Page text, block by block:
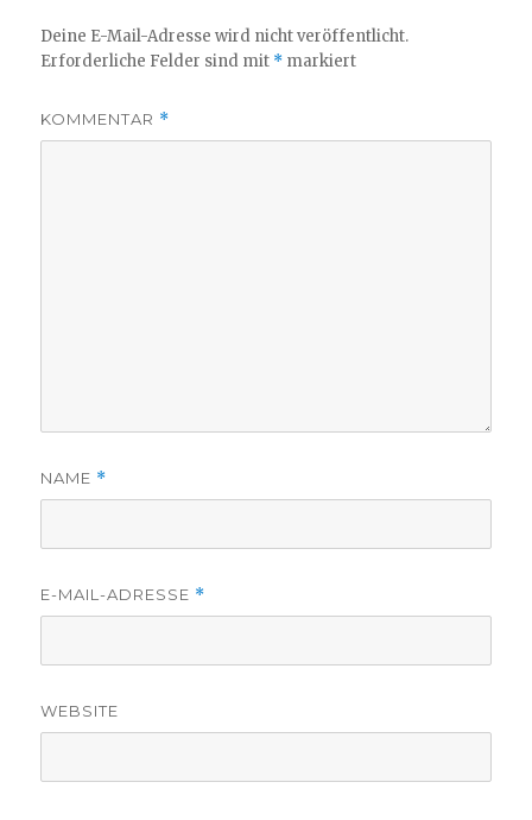
Deine E-Mail-Adresse wird nicht veröffentlicht.
Erforderliche Felder sind mit * markiert
KOMMENTAR *
NAME *
E-MAIL-ADRESSE *
WEBSITE